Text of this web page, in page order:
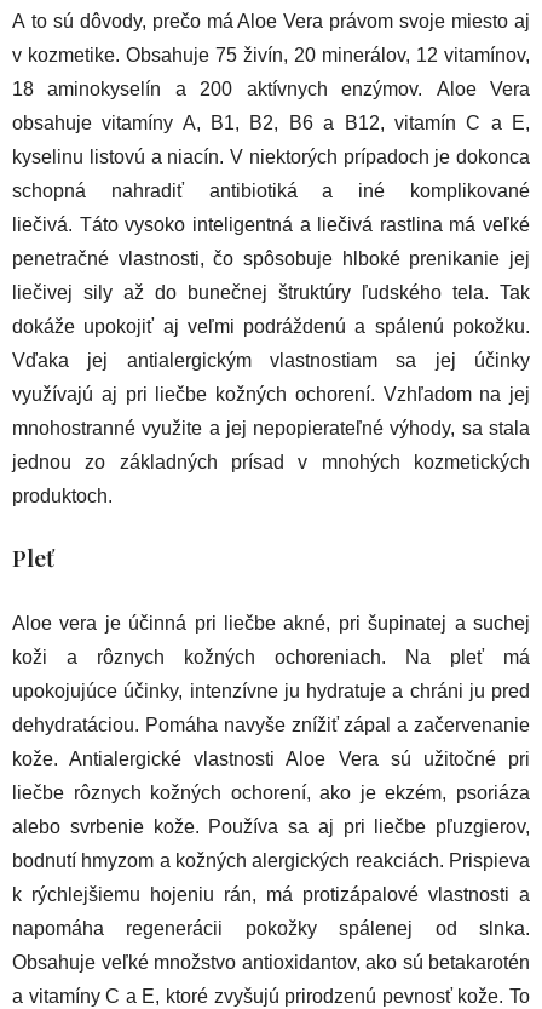
A to sú dôvody, prečo má Aloe Vera právom svoje miesto aj
v kozmetike. Obsahuje 75 živín, 20 minerálov, 12 vitamínov,
18 aminokyselín a 200 aktívnych enzýmov. Aloe Vera
obsahuje vitamíny A, B1, B2, B6 a B12, vitamín C a E,
kyselinu listovú a niacín. V niektorých prípadoch je dokonca
schopná nahradiť antibiotiká a iné komplikované
liečivá. Táto vysoko inteligentná a liečivá rastlina má veľké
penetračné vlastnosti, čo spôsobuje hlboké prenikanie jej
liečivej sily až do bunečnej štruktúry ľudského tela. Tak
dokáže upokojiť aj veľmi podráždenú a spálenú pokožku.
Vďaka jej antialergickým vlastnostiam sa jej účinky
využívajú aj pri liečbe kožných ochorení. Vzhľadom na jej
mnohostranné využite a jej nepopierateľné výhody, sa stala
jednou zo základných prísad v mnohých kozmetických
produktoch.
Pleť
Aloe vera je účinná pri liečbe akné, pri šupinatej a suchej
koži a rôznych kožných ochoreniach. Na pleť má
upokojujúce účinky, intenzívne ju hydratuje a chráni ju pred
dehydratáciou. Pomáha navyše znížiť zápal a začervenanie
kože. Antialergické vlastnosti Aloe Vera sú užitočné pri
liečbe rôznych kožných ochorení, ako je ekzém, psoriáza
alebo svrbenie kože. Používa sa aj pri liečbe pľuzgierov,
bodnutí hmyzom a kožných alergických reakciách. Prispieva
k rýchlejšiemu hojeniu rán, má protizápalové vlastnosti a
napomáha regenerácii pokožky spálenej od slnka.
Obsahuje veľké množstvo antioxidantov, ako sú betakarotén
a vitamíny C a E, ktoré zvyšujú prirodzenú pevnosť kože. To